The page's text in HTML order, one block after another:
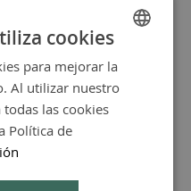
Anti-Age Complex 40 perlas
- Internature
SPANISH
ENGLISH
cookies
para mejorar la
Al utilizar nuestro
las cookies
Política de